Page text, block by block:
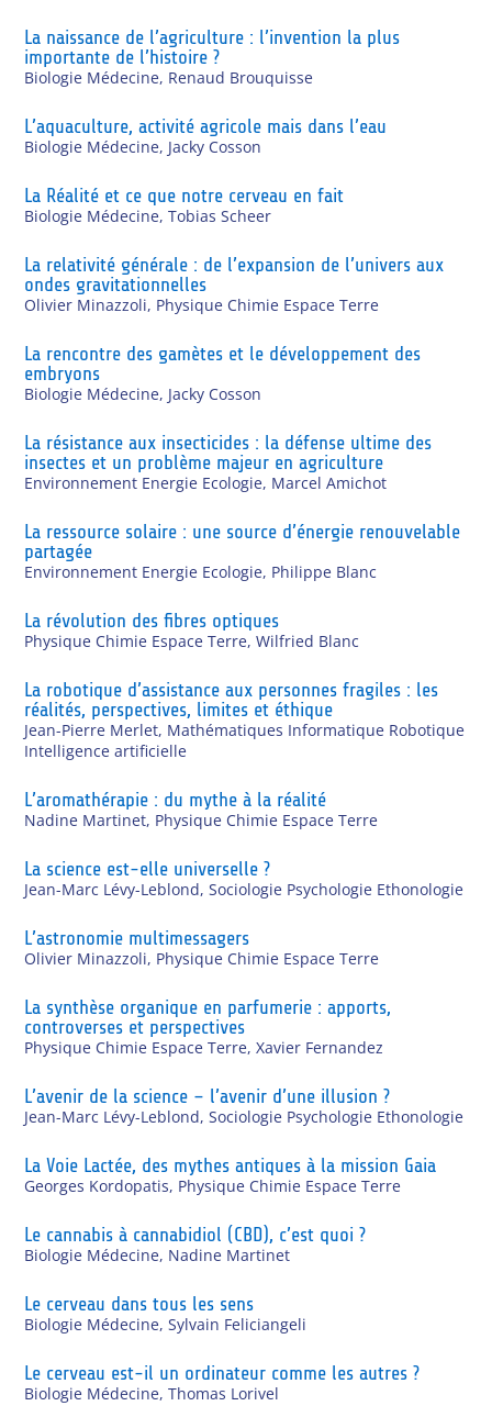
La naissance de l’agriculture : l’invention la plus
importante de l’histoire ?
Biologie Médecine, Renaud Brouquisse
L’aquaculture, activité agricole mais dans l’eau
Biologie Médecine, Jacky Cosson
La Réalité et ce que notre cerveau en fait
Biologie Médecine,Tobias Scheer
La relativité générale : de l’expansion de l’univers aux
ondes gravitationnelles
Olivier Minazzoli, Physique Chimie Espace Terre
La rencontre des gamètes et le développement des
embryons
Biologie Médecine, Jacky Cosson
La résistance aux insecticides : la défense ultime des
insectes et un problème majeur en agriculture
Environnement Energie Ecologie, Marcel Amichot
La ressource solaire : une source d’énergie renouvelable
partagée
Environnement Energie Ecologie, Philippe Blanc
La révolution des fibres optiques
Physique Chimie Espace Terre,Wilfried Blanc
La robotique d’assistance aux personnes fragiles : les
réalités, perspectives, limites et éthique
Jean-Pierre Merlet, Mathématiques Informatique Robotique
Intelligence artificielle
L’aromathérapie : du mythe à la réalité
Nadine Martinet, Physique Chimie Espace Terre
La science est-elle universelle ?
Jean-Marc Lévy-Leblond,Sociologie Psychologie Ethonologie
L’astronomie multimessagers
Olivier Minazzoli, Physique Chimie Espace Terre
La synthèse organique en parfumerie : apports,
controverses et perspectives
Physique Chimie Espace Terre,Xavier Fernandez
L’avenir de la science – l’avenir d’une illusion ?
Jean-Marc Lévy-Leblond,Sociologie Psychologie Ethonologie
La Voie Lactée, des mythes antiques à la mission Gaia
Georges Kordopatis, Physique Chimie Espace Terre
Le cannabis à cannabidiol (CBD), c’est quoi ?
Biologie Médecine, Nadine Martinet
Le cerveau dans tous les sens
Biologie Médecine,Sylvain Feliciangeli
Le cerveau est-il un ordinateur comme les autres ?
Biologie Médecine,Thomas Lorivel